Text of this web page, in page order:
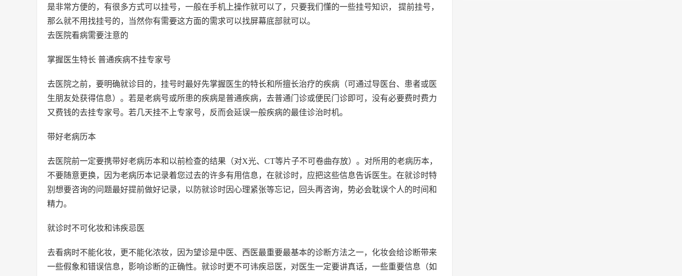
是非常方便的，有很多方式可以挂号，一般在手机上操作就可以了，只要我们懂的一些挂号知识， 提前挂号，
那么就不用找挂号的，当然你有需要这方面的需求可以找屏幕底部就可以。
去医院看病需要注意的
掌握医生特长 普通疾病不挂专家号
去医院之前，要明确就诊目的，挂号时最好先掌握医生的特长和所擅长治疗的疾病（可通过导医台、患者或医
生朋友处获得信息）。若是老病号或所患的疾病是普通疾病，去普通门诊或便民门诊即可，没有必要费时费力
又费钱的去挂专家号。若几天挂不上专家号，反而会延误一般疾病的最佳诊治时机。
带好老病历本
去医院前一定要携带好老病历本和以前检查的结果（对X光、CT等片子不可卷曲存放）。对所用的老病历本，
不要随意更换，因为老病历本记录着您过去的许多有用信息，在就诊时，应把这些信息告诉医生。在就诊时特
别想要咨询的问题最好提前做好记录，以防就诊时因心理紧张等忘记，回头再咨询，势必会耽误个人的时间和
精力。
就诊时不可化妆和讳疾忌医
去看病时不能化妆，更不能化浓妆，因为望诊是中医、西医最重要最基本的诊断方法之一，化妆会给诊断带来
一些假象和错误信息，影响诊断的正确性。就诊时更不可讳疾忌医，对医生一定要讲真话，一些重要信息（如